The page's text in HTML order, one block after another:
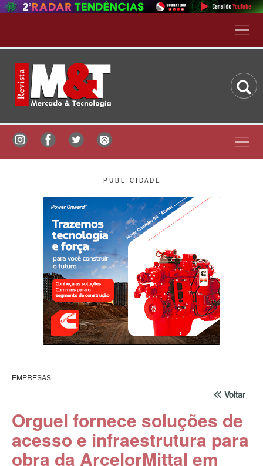
P U B L I C I D A D E
EMPRESAS
Voltar
Orguel fornece soluções de
acesso e infraestrutura para
obra da ArcelorMittal em